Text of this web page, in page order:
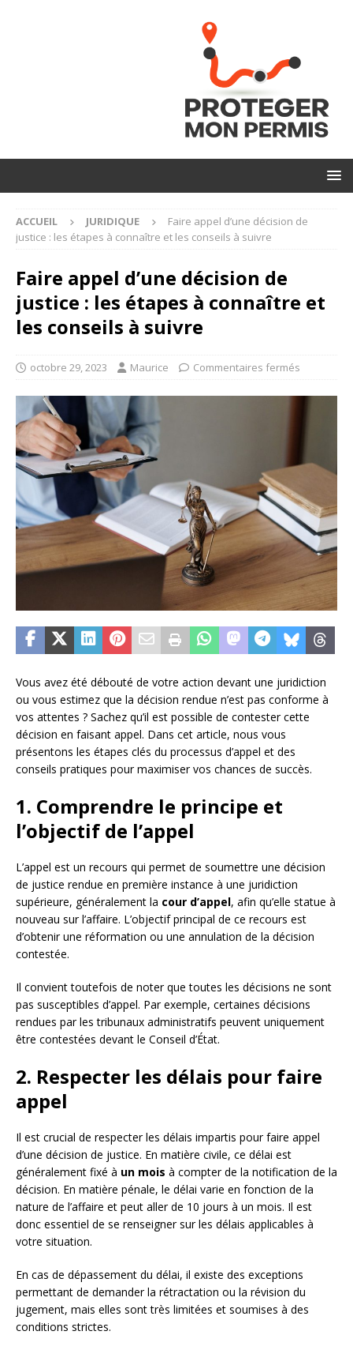
ACCUEIL JURIDIQUE
Faire appel d’une décision de
justice : les étapes à connaître et les conseils à suivre
Faire appel d’une décision de
justice : les étapes à connaître et
les conseils à suivre
octobre 29, 2023 Maurice Commentaires fermés
Vous avez été débouté de votre action devant une juridiction
ou vous estimez que la décision rendue n’est pas conforme à
vos attentes ? Sachez qu’il est possible de contester cette
décision en faisant appel. Dans cet article, nous vous
présentons les étapes clés du processus d’appel et des
conseils pratiques pour maximiser vos chances de succès.
1. Comprendre le principe et
l’objectif de l’appel
L’appel est un recours qui permet de soumettre une décision
de justice rendue en première instance à une juridiction
supérieure, généralement la cour d’appel, afin qu’elle statue à
nouveau sur l’affaire. L’objectif principal de ce recours est
d’obtenir une réformation ou une annulation de la décision
contestée.
Il convient toutefois de noter que toutes les décisions ne sont
pas susceptibles d’appel. Par exemple, certaines décisions
rendues par les tribunaux administratifs peuvent uniquement
être contestées devant le Conseil d’État.
2. Respecter les délais pour faire
appel
Il est crucial de respecter les délais impartis pour faire appel
d’une décision de justice. En matière civile, ce délai est
généralement fixé à un mois à compter de la notification de la
décision. En matière pénale, le délai varie en fonction de la
nature de l’affaire et peut aller de 10 jours à un mois. Il est
donc essentiel de se renseigner sur les délais applicables à
votre situation.
En cas de dépassement du délai, il existe des exceptions
permettant de demander la rétractation ou la révision du
jugement, mais elles sont très limitées et soumises à des
conditions strictes.